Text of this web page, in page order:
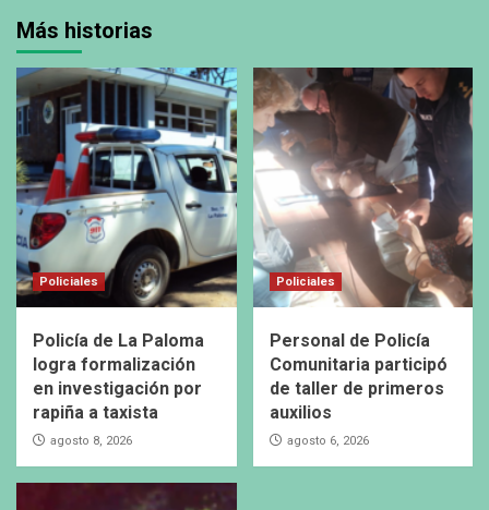
Más historias
Policiales
Policía de La Paloma
logra formalización
en investigación por
rapiña a taxista
agosto 8, 2026
Policiales
Personal de Policía
Comunitaria participó
de taller de primeros
auxilios
agosto 6, 2026